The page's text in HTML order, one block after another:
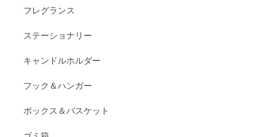
フレグランス
ステーショナリー
キャンドルホルダー
フック＆ハンガー
ボックス＆バスケット